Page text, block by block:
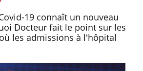
19 connaît un nouveau
Docteur fait le point sur les
les admissions à l'hôpital